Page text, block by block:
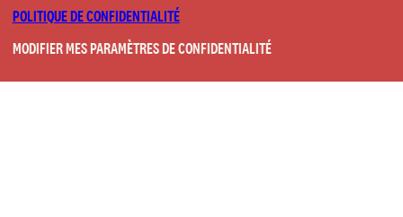
POLITIQUE DE CONFIDENTIALITÉ
MODIFIER MES PARAMÈTRES DE CONFIDENTIALITÉ